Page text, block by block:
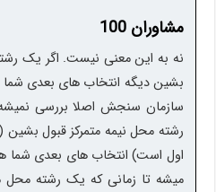
مشاوران 100
نه به این معنی نیست. اگر یک
بشین دیگه انتخاب های بعدی شما
سازمان سنجش اصلا بررسی
رشته محل نیمه متمرکز قبول بشین
اول است) انتخاب های بعدی شما
میشه تا زمانی که یک رشته محل